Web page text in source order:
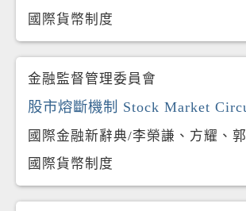
國際貨幣制度
金融監督管理委員會
股市熔斷機制 Stock Market
國際金融新辭典/李榮謙、方耀、
國際貨幣制度